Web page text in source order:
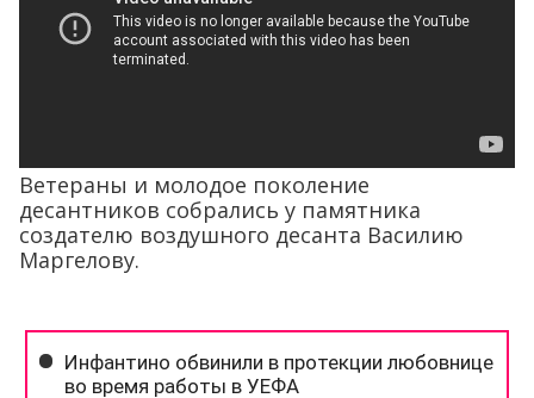
Ветераны и молодое поколение
десантников собрались у памятника
создателю воздушного десанта Василию
Маргелову.